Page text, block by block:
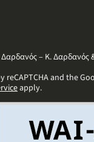
– Κ. Δαρδανός
reCAPTCHA and the
apply.